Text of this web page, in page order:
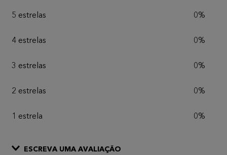
5 estrelas 0%
4 estrelas 0%
3 estrelas 0%
2 estrelas 0%
1 estrela 0%
ESCREVA UMA AVALIAÇÃO